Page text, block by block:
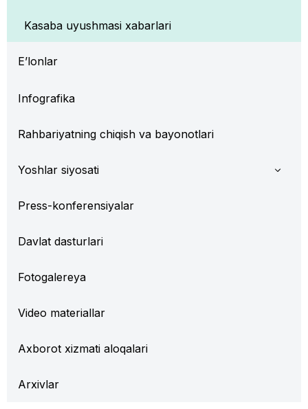
Kasaba uyushmasi xabarlari
E’lonlar
Infografika
Rahbariyatning chiqish va bayonotlari
Yoshlar siyosati
Press-konferensiyalar
Davlat dasturlari
Fotogalereya
Video materiallar
Axborot xizmati aloqalari
Arxivlar